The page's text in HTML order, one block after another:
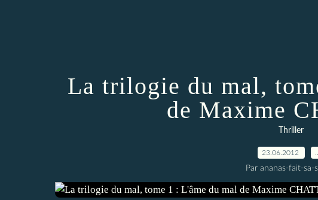
La trilogie du mal,
de Maxime
Thriller
23.06.2012
Par ananas-fait-sa-